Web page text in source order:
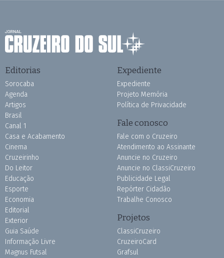
Editorias
Sorocaba
Agenda
Artigos
Brasil
Canal 1
Casa e Acabamento
Cinema
Cruzeirinho
Do Leitor
Educação
Esporte
Economia
Editorial
Exterior
Guia Saúde
Informação Livre
Magnus Futsal
Expediente
Expediente
Projeto Memória
Política de Privacidade
Fale conosco
Fale com o Cruzeiro
Atendimento ao Assinante
Anuncie no Cruzeiro
Anuncie no ClassiCruzeiro
Publicidade Legal
Repórter Cidadão
Trabalhe Conosco
Projetos
ClassiCruzeiro
CruzeiroCard
Grafsul